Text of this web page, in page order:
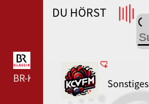
WDR 4 --- WDR 4 ---
BR-KLASSIK --- BR-KLASSIK ---
DU HÖRST
Sonstiges